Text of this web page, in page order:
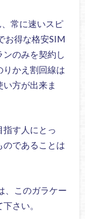
常に速いスピ
お得な格安SIM
のみを契約し
りかえ割回線は
方が出来ま
す人にとっ
のであることは
、このガラケー
さい。